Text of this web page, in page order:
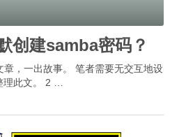
创建samba密码？
章，一出故事。 笔者需要无交互地设
此文。 2 …